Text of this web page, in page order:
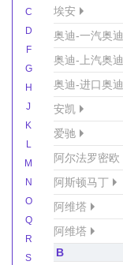
C
D
F
G
H
J
K
L
M
N
O
Q
R
S
埃安
奥迪-一汽奥迪
奥迪-上汽奥迪
奥迪-进口奥迪
安凯
爱驰
阿尔法罗密欧
阿斯顿马丁
阿维塔
阿维塔
B